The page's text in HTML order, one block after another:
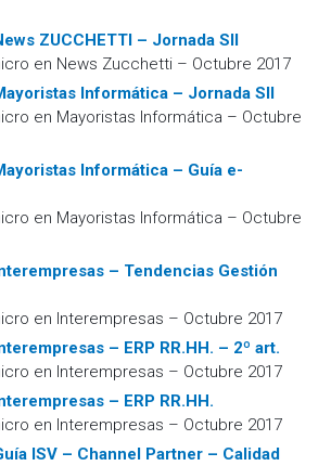
ZUCCHETTI – Jornada SII
en News Zucchetti – Octubre 2017
Informática – Jornada SII
en Mayoristas Informática – Octubre
Informática – Guía e-
en Mayoristas Informática – Octubre
– Tendencias Gestión
en Interempresas – Octubre 2017
– ERP RR.HH. – 2º art.
en Interempresas – Octubre 2017
– ERP RR.HH.
en Interempresas – Octubre 2017
ISV – Channel Partner – Calidad